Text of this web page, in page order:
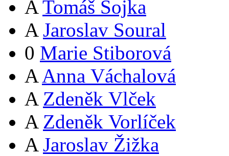
A Tomáš Sojka
A Jaroslav Soural
0 Marie Stiborová
A Anna Váchalová
A Zdeněk Vlček
A Zdeněk Vorlíček
A Jaroslav Žižka